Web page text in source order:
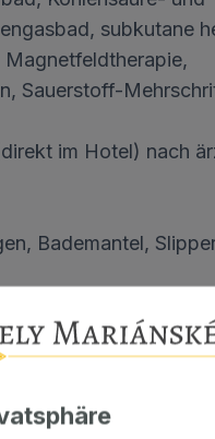
subkutane
Sauerstoff-
im Hotel) nach
Bademantel,